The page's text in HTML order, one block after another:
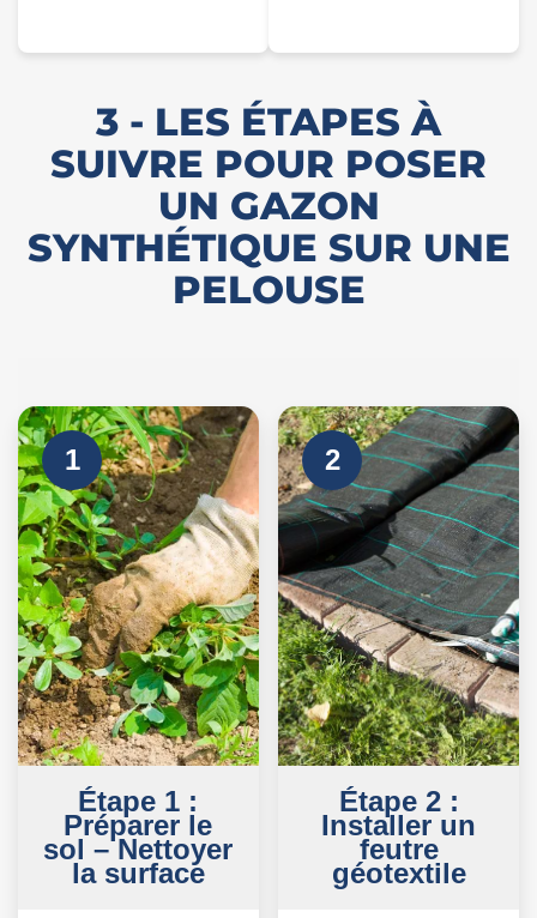
3 - LES ÉTAPES À
SUIVRE POUR POSER
UN GAZON
SYNTHÉTIQUE SUR UNE
PELOUSE
1
Étape 1 :
Préparer le
sol – Nettoyer
la surface
2
Étape 2 :
Installer un
feutre
géotextile